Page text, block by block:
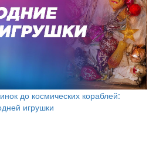
до космических кораблей:
игрушки